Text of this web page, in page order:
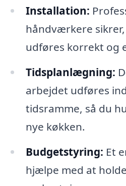
Installation:
håndværkere
udføres korrekt og
Tidsplanlægning:
arbejdet udføres
tidsramme, så du
nye køkken.
Budgetstyring: Et
hjælpe med at